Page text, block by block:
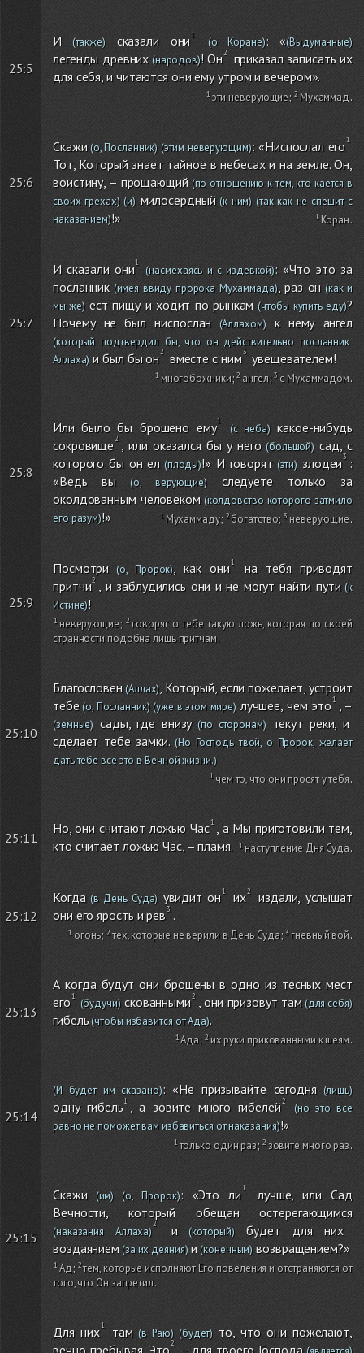
25:5
И(также)сказали они (о Коране): «(Выдуманные)
легенды древних(народов)! Он
приказал записать их
для себя, и читаются они ему утром и вечером».
эти неверующие; Мухаммад.
25:6
Скажи(о, Посланник) (этим неверующим): «Ниспослал его
Тот, Который знает тайное в небесах и на земле. Он,
воистину, – прощающий(по отношению к тем, кто кается в
своих грехах)(и)милосердный(к ним) (так как не спешит с
наказанием)!» Коран.
25:7
И сказали они (насмехаясь и с издевкой): «Что это за
посланник (имея ввиду пророка Мухаммада), раз он (как и
мы же)ест пищу и ходит по рынкам (чтобы купить еду)?
Почему не был ниспослан (Аллахом)к нему ангел
(который подтвердил бы, что он действительно посланник
Аллаха) и был бы он вместе с ним увещевателем!
многобожники; ангел; с Мухаммадом.
25:8
Или было бы брошено ему (с неба)какое-нибудь
сокровище
, или оказался бы у него(большой) сад, с
которого бы он ел (плоды)!» И говорят(эти) злодеи :
«Ведь вы (о, верующие)следуете только за
околдованным человеком(колдовство которого затмило
его разум)!» Мухаммаду; богатство; неверующие.
25:9
Посмотри (о, Пророк) , как они
на тебя приводят
притчи
, и заблудились они и не могут найти пути(к
Истине)!
неверующие;
говорят о тебе такую ложь, которая по своей
странности подобна лишь притчам.
25:10
Благословен(Аллах) , Который, если пожелает, устроит
тебе(о, Посланник)(уже в этом мире) лучшее, чем это , –
(земные) сады, где внизу(по сторонам)текут реки, и
сделает тебе замки.(Но Господь твой, о Пророк, желает
дать тебе все это в Вечной жизни.)
чем то, что они просят у тебя.
25:11
Но, они считают ложью Час , а Мы приготовили тем,
кто считает ложью Час, – пламя.
наступление Дня Суда.
25:12
Когда(в День Суда) увидит он их
издали, услышат
они его ярость и рев .
огонь; тех, которые не верили в День Суда; гневный вой.
25:13
А когда будут они брошены в одно из тесных мест
его
(будучи)скованными , они призовут там(для себя)
гибель(чтобы избавится от Ада).
Ада; их руки прикованными к шеям.
25:14
(И будет им сказано): «Не призывайте сегодня(лишь)
одну гибель , а зовите много гибелей
(но это все
равно не поможет вам избавиться от наказания)!»
только один раз; зовите много раз.
25:15
Скажи(им) (о, Пророк): «Это ли
лучше, или Сад
Вечности, который обещан остерегающимся
(наказания Аллаха) и(который)будет для них
воздаянием (за их деяния)и(конечным) возвращением?»
Ад; тем, которые исполняют Его повеления и отстраняются от
того, что Он запретил.
Для них там (в Раю)(будет) то, что они пожелают,
вечно пребывая. Это
– для твоего Господа